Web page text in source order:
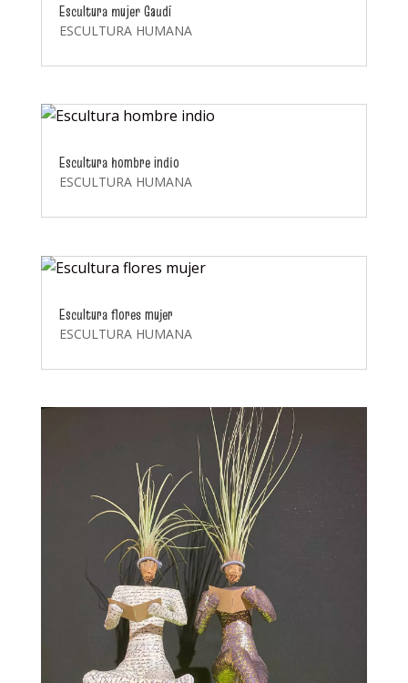
Escultura mujer Gaudí
ESCULTURA HUMANA
Escultura hombre indio
ESCULTURA HUMANA
Escultura flores mujer
ESCULTURA HUMANA